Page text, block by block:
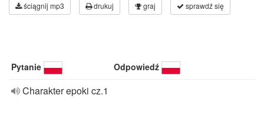
ściągnij mp3 drukuj graj sprawdź się
Pytanie Odpowiedź
Charakter epoki cz.1